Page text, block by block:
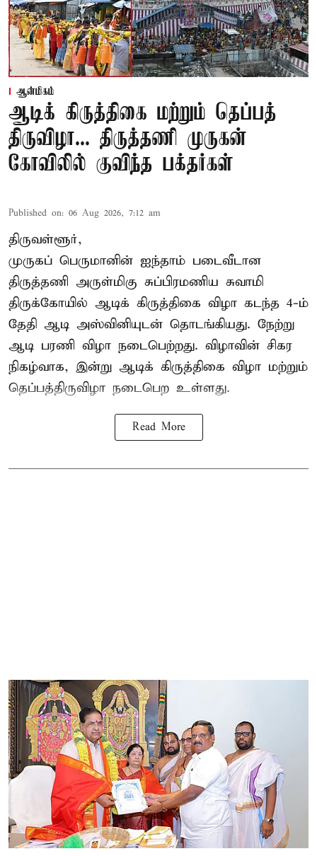
ஆன்மிகம்
ஆடிக் கிருத்திகை மற்றும் தெப்பத்
திருவிழா... திருத்தணி முருகன்
கோவிலில் குவிந்த பக்தர்கள்
Published on: 06 Aug 2026, 7:12 am
திருவள்ளூர்,
முருகப் பெருமானின் ஐந்தாம் படைவீடான
திருத்தணி அருள்மிகு சுப்பிரமணிய சுவாமி
திருக்கோயில் ஆடிக் கிருத்திகை விழா கடந்த 4-ம்
தேதி ஆடி அஸ்வினியுடன் தொடங்கியது. நேற்று
ஆடி பரணி விழா நடைபெற்றது. விழாவின் சிகர
நிகழ்வாக, இன்று ஆடிக் கிருத்திகை விழா மற்றும்
தெப்பத்திருவிழா நடைபெற உள்ளது.
Read More